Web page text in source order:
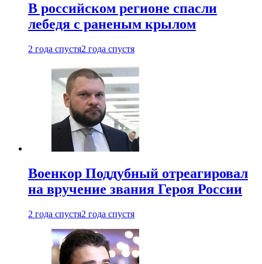
В российском регионе спасли
лебедя с раненым крылом
2 года спустя2 года спустя
Военкор Поддубный отреагировал
на вручение звания Героя России
2 года спустя2 года спустя